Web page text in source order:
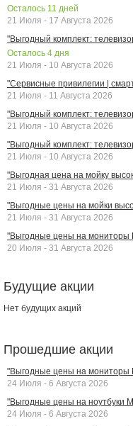
Осталось 11 дней
21 Июля - 17 Августа 2026
"Выгодный комплект:
Осталось 4 дня
21 Июля - 10 Августа 2026
"Сервисные привилегии |
21 Июля - 11 Августа 2026
"Выгодный комплект:
21 Июля - 10 Августа 2026
"Выгодный комплект:
21 Июля - 10 Августа 2026
"Выгодная цена на мойку
21 Июля - 31 Августа 2026
"Выгодные цены на мойки
21 Июля - 31 Августа 2026
"Выгодные цены на мониторы
20 Июля - 31 Августа 2026
Будущие акции
Нет будущих акций
Прошедшие акции
"Выгодные цены на мониторы
24 Июля - 6 Августа 2026
"Выгодные цены на ноутбуки
24 Июля - 6 Августа 2026